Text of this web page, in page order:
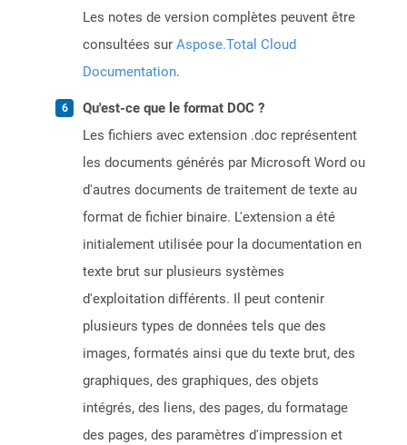
Les notes de version complètes peuvent être
consultées sur Aspose.Total Cloud
Documentation.
Qu'est-ce que le format DOC ?
Les fichiers avec extension .doc représentent
les documents générés par Microsoft Word ou
d'autres documents de traitement de texte au
format de fichier binaire. L'extension a été
initialement utilisée pour la documentation en
texte brut sur plusieurs systèmes
d'exploitation différents. Il peut contenir
plusieurs types de données tels que des
images, formatés ainsi que du texte brut, des
graphiques, des graphiques, des objets
intégrés, des liens, des pages, du formatage
des pages, des paramètres d'impression et